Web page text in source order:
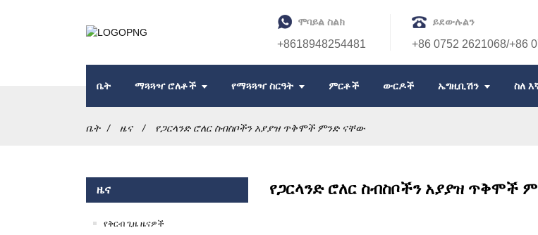
ሞባይል ስልክ
+8618948254481
ይደውሉልን
+86 0752 2621068/+86
ቤት ማጓጓዣ ሮለቶች የማጓጓዣ ስርዓት ምርቶች ውርዶች ኤግዚቢሽን ስለ
ቤት ዜና የጋርላንድ ሮለር ስብስቦችን አያያዝ ጥቅሞች ምንድ ናቸው
ዜና
የቅርብ ጊዜ ዜናዎች
የጋርላንድ ሮለር ስብስቦችን አያያዝ ጥቅሞች